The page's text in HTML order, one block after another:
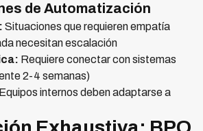
de Automatización
Situaciones que requieren empatía
necesitan escalación
Requiere conectar con sistemas
2-4 semanas)
Equipos internos deben adaptarse a